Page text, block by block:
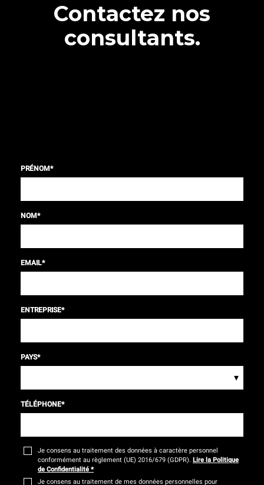
Contactez nos
consultants.
PRÉNOM*
NOM*
EMAIL*
ENTREPRISE*
PAYS*
▾
TÉLÉPHONE*
Je consens au traitement des données à caractère personnel
conformément au règlement (UE) 2016/679 (GDPR). Lire la Politique
de Confidentialité *
Je consens au traitement de mes données personnelles pour